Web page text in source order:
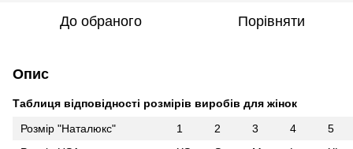
До обраного Порівняти
Опис
Таблиця відповідності розмірів виробів для жінок
Розмір "Наталюкс"
1 2 3 4
5